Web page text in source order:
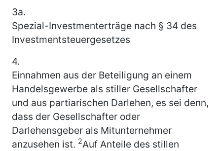
3a.
Spezial-Investmenterträge nach § 34 des
Investmentsteuergesetzes
4.
Einnahmen aus der Beteiligung an einem
Handelsgewerbe als stiller Gesellschafter
und aus partiarischen Darlehen, es sei denn,
dass der Gesellschafter oder
Darlehensgeber als Mitunternehmer
anzusehen ist. 2Auf Anteile des stillen